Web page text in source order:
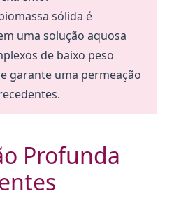
sólida é
uma solução aquosa
de baixo peso
garante uma permeação
Profunda